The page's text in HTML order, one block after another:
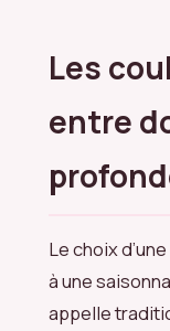
Les
entre
Le choix
à une
appelle